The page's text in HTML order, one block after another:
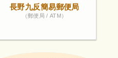
長野九反簡易郵便局
（郵便局 / ATM）